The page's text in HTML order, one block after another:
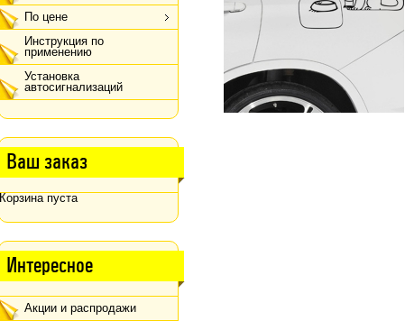
По цене
Инструкция по
применению
Установка
автосигнализаций
Ваш заказ
Корзина пуста
Интересное
Акции и распродажи